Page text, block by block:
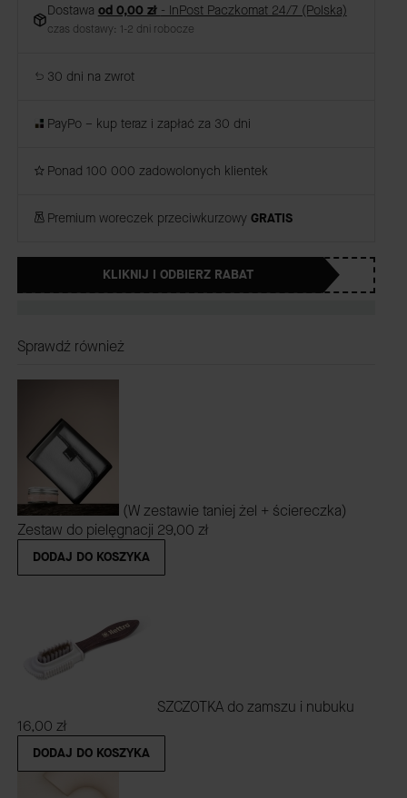
Dostawa od 0,00 zł - InPost Paczkomat 24/7 (Polska)
czas dostawy: 1-2 dni robocze
30 dni na zwrot
PayPo – kup teraz i zapłać za 30 dni
Ponad 100 000 zadowolonych klientek
Premium woreczek przeciwkurzowy GRATIS
KLIKNIJ I ODBIERZ RABAT
Sprawdź również
(W zestawie taniej żel + ściereczka)
Zestaw do pielęgnacji 29,00 zł
DODAJ DO KOSZYKA
SZCZOTKA do zamszu i nubuku
16,00 zł
DODAJ DO KOSZYKA